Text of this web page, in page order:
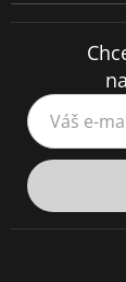
Váš e-mail